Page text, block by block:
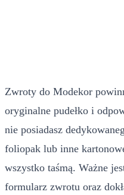
Zwroty do Modekor
oryginalne pudełko i
nie posiadasz
foliopak lub inne
wszystko taśmą. Ważne
formularz zwrotu oraz